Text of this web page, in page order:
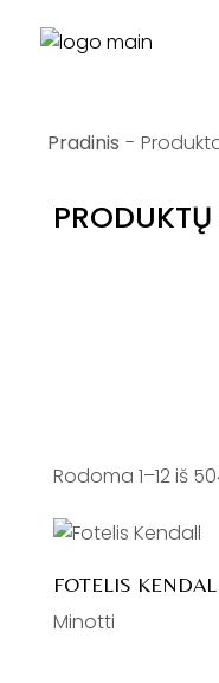
Rodoma 1–12 iš
FOTELIS
Minotti
PRODUKTŲ